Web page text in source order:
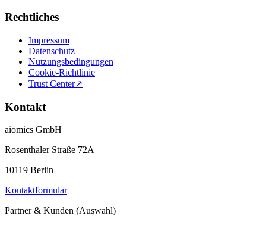
Rechtliches
Impressum
Datenschutz
Nutzungsbedingungen
Cookie-Richtlinie
Trust Center↗
Kontakt
aiomics GmbH
Rosenthaler Straße 72A
10119 Berlin
Kontaktformular
Partner & Kunden (Auswahl)